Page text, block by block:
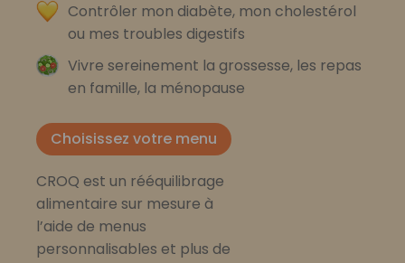
Contrôler mon diabète, mon cholestérol
ou mes troubles digestifs
Vivre sereinement la grossesse, les repas
en famille, la ménopause
Choisissez votre menu
CROQ est un rééquilibrage
alimentaire sur mesure à
l’aide de menus
personnalisables et plus de